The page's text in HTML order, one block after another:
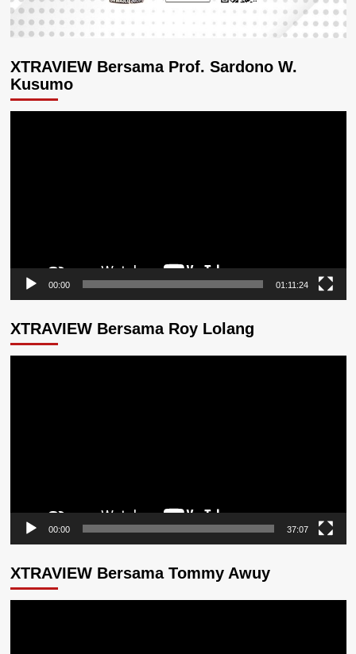
XTRAVIEW Bersama Prof. Sardono W.
Kusumo
00:00 01:11:24
XTRAVIEW Bersama Roy Lolang
00:00 37:07
XTRAVIEW Bersama Tommy Awuy